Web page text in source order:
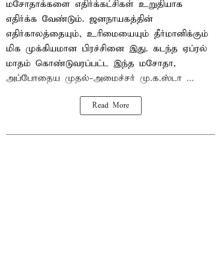
மசோதாக்களை எதிர்க்கட்சிகள் உறுதியாக
எதிர்க்க வேண்டும். ஜனநாயகத்தின்
எதிர்காலத்தையும், உரிமையையும் தீர்மானிக்கும்
மிக முக்கியமான பிரச்சினை இது. கடந்த ஏப்ரல்
மாதம் கொண்டுவரப்பட்ட இந்த மசோதா,
அப்போதைய முதல்-அமைச்சர் மு.க.ஸ்டா ...
Read More